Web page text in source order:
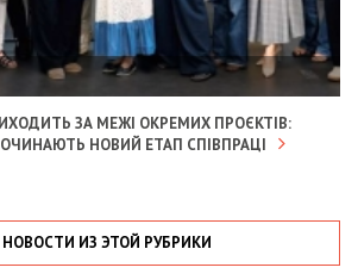
ЗА МЕЖІ ОКРЕМИХ ПРОЄКТІВ:
НОВИЙ ЕТАП СПІВПРАЦІ
НОВОСТИ ИЗ ЭТОЙ РУБРИКИ